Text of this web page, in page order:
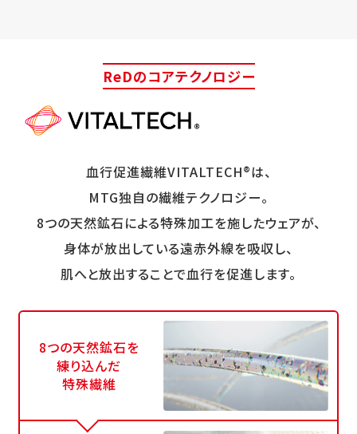
ReDのコアテクノロジー
血行促進繊維VITALTECH®は、
MTG独自の繊維テクノロジー。
8つの天然鉱石による特殊加工を施したウェアが、
身体が放出している遠赤外線を吸収し、
肌へと放出することで血行を促進します。
8つの天然鉱石を
練り込んだ
特殊繊維